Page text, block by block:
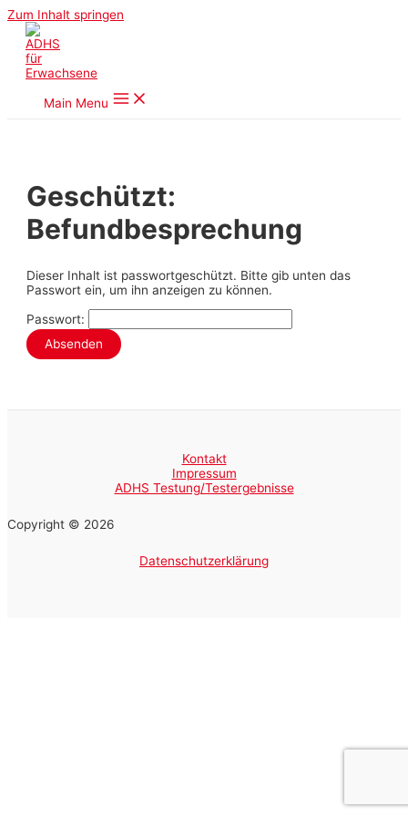
Zum Inhalt springen
Main Menu
Geschützt:
Befundbesprechung
Dieser Inhalt ist passwortgeschützt. Bitte gib unten das
Passwort ein, um ihn anzeigen zu können.
Passwort:
Kontakt
Impressum
ADHS Testung/Testergebnisse
Copyright © 2026
Datenschutzerklärung